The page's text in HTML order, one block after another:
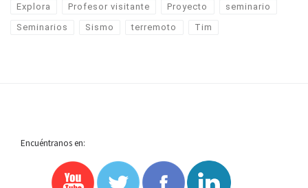
Explora Profesor visitante Proyecto seminario
Seminarios Sismo terremoto Tim
Encuéntranos en: